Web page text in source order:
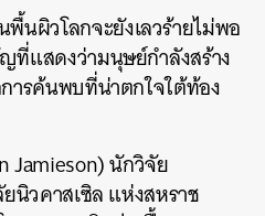
นผิวโลกจะยังเลวร้ายไม่พอ
ที่แสดงว่ามนุษย์กำลังสร้าง
ารค้นพบที่น่าตกใจใต้ท้อง
Jamieson) นักวิจัย
นิวคาสเซิล แห่งสหราช